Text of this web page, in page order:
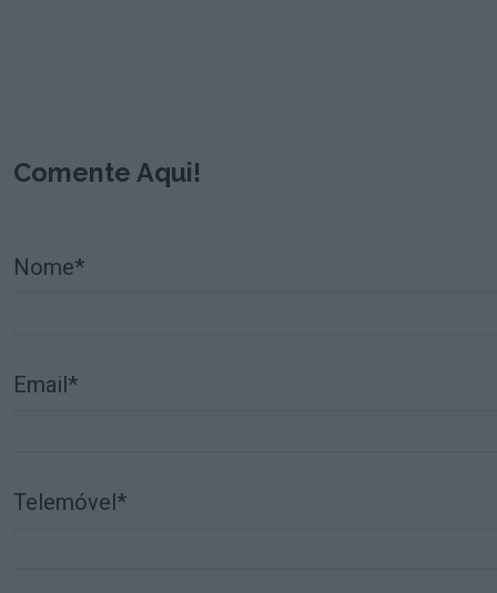
Comente Aqui!
Nome*
Email*
Telemóvel*